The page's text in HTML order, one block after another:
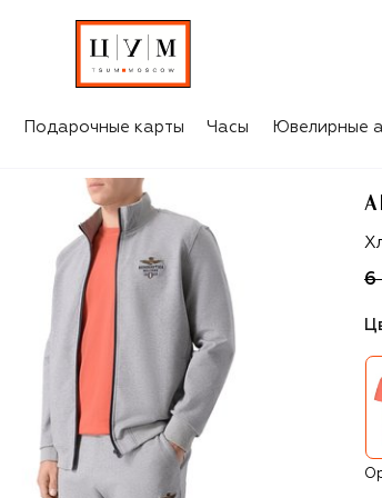
Подарочные карты Часы Ювелирные
6